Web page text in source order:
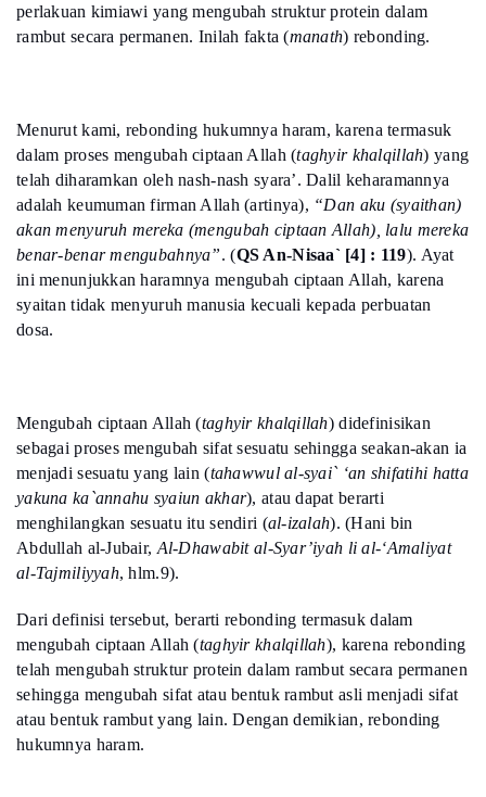
perlakuan kimiawi yang mengubah struktur protein dalam
rambut secara permanen. Inilah fakta (manath) rebonding.
Menurut kami, rebonding hukumnya haram, karena termasuk
dalam proses mengubah ciptaan Allah (taghyir khalqillah) yang
telah diharamkan oleh nash-nash syara’. Dalil keharamannya
adalah keumuman firman Allah (artinya), “Dan aku (syaithan)
akan menyuruh mereka (mengubah ciptaan Allah), lalu mereka
benar-benar mengubahnya”. (QS An-Nisaa` [4] : 119). Ayat
ini menunjukkan haramnya mengubah ciptaan Allah, karena
syaitan tidak menyuruh manusia kecuali kepada perbuatan
dosa.
Mengubah ciptaan Allah (taghyir khalqillah) didefinisikan
sebagai proses mengubah sifat sesuatu sehingga seakan-akan ia
menjadi sesuatu yang lain (tahawwul al-syai` ‘an shifatihi hatta
yakuna ka`annahu syaiun akhar), atau dapat berarti
menghilangkan sesuatu itu sendiri (al-izalah). (Hani bin
Abdullah al-Jubair, Al-Dhawabit al-Syar’iyah li al-‘Amaliyat
al-Tajmiliyyah, hlm.9).
Dari definisi tersebut, berarti rebonding termasuk dalam
mengubah ciptaan Allah (taghyir khalqillah), karena rebonding
telah mengubah struktur protein dalam rambut secara permanen
sehingga mengubah sifat atau bentuk rambut asli menjadi sifat
atau bentuk rambut yang lain. Dengan demikian, rebonding
hukumnya haram.